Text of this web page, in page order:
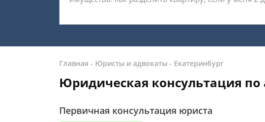
Главная - Юристы и адвокаты - Екатеринбург
Юридическая консультация
Первичная консультация юриста